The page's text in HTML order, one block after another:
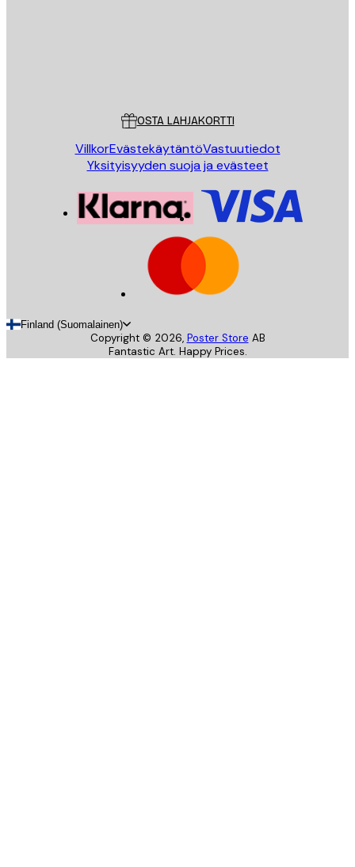
OSTA LAHJAKORTTI
VillkorEvästekäytäntöVastuutiedot
Yksityisyyden suoja ja evästeet
Finland (Suomalainen)
Copyright © 2026, Poster Store AB
Fantastic Art. Happy Prices.